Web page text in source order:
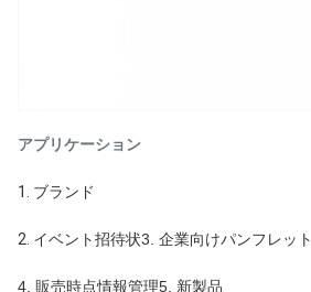
アプリケーション
1. ブランド
2. イベント招待状3. 企業向けパンフレット
4. 販売時点情報管理5. 新製品